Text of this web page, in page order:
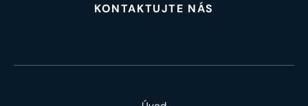
KONTAKTUJTE NÁS